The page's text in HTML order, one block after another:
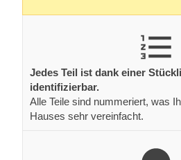
Jedes Teil ist dank einer
identifizierbar.
Alle Teile sind nummeriert, was
Hauses sehr vereinfacht.